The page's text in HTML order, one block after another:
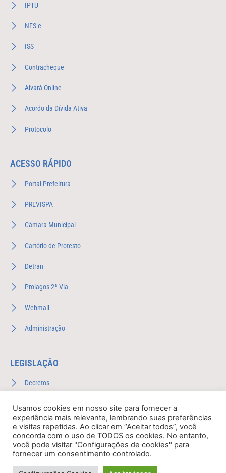
IPTU
NFS-e
ISS
Contracheque
Alvará Online
Acordo da Dívida Ativa
Protocolo
ACESSO RÁPIDO
Portal Prefeitura
PREVISPA
Câmara Municipal
Cartório de Protesto
Detran
Prolagos 2ª Via
Webmail
Administração
LEGISLAÇÃO
Decretos
Leis Complementares
Leis Ordinárias
Plano Anual de Fiscalização
Usamos cookies em nosso site para fornecer a
experiência mais relevante, lembrando suas preferências
e visitas repetidas. Ao clicar em “Aceitar todos”, você
concorda com o uso de TODOS os cookies. No entanto,
você pode visitar "Configurações de cookies" para
fornecer um consentimento controlado.